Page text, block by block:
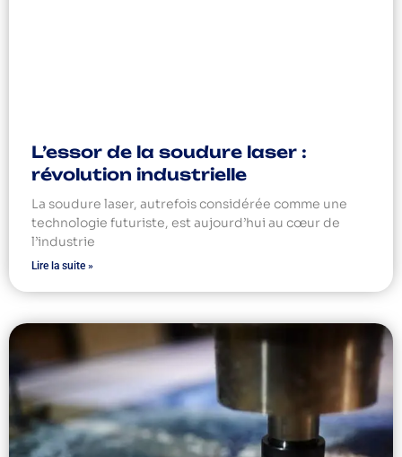
L’essor de la soudure laser :
révolution industrielle
La soudure laser, autrefois considérée comme une
technologie futuriste, est aujourd’hui au cœur de
l’industrie
Lire la suite »